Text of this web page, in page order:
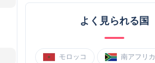
よく見られる国
モロッコ 南アフリカ